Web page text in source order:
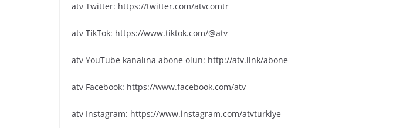
atv Twitter: https://twitter.com/atvcomtr
atv TikTok: https://www.tiktok.com/@atv
atv YouTube kanalına abone olun: http://atv.link/abone
atv Facebook: https://www.facebook.com/atv
atv Instagram: https://www.instagram.com/atvturkiye